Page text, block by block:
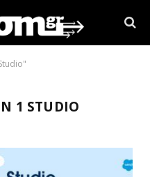
1 STUDIO